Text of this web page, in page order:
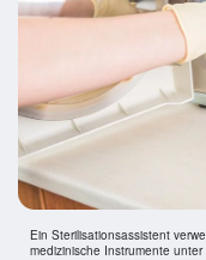
Ein Sterilisationsassistent
medizinische Instrumente unter